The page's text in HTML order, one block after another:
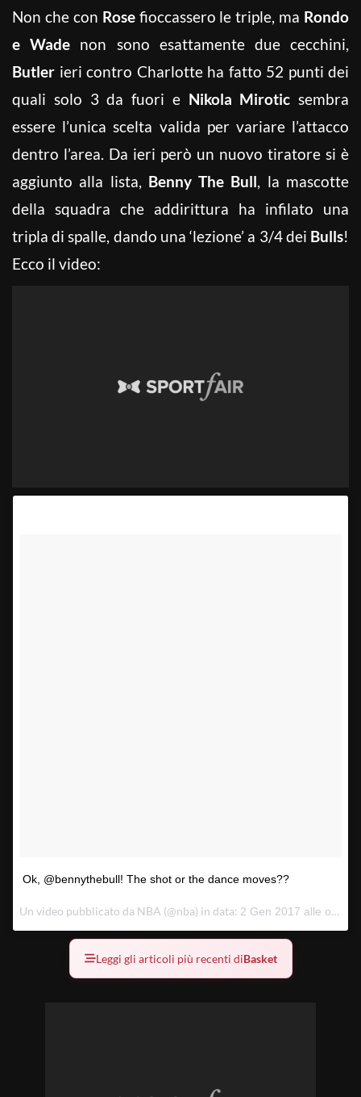
Non che con Rosefioccassero le triple, ma Rondo
e Wade non sono esattamente due cecchini,
Butler ieri contro Charlotte ha fatto 52 punti dei
quali solo 3 da fuori e Nikola Mirotic sembra
essere l’unica scelta valida per variare l’attacco
dentro l’area. Da ieri però un nuovo tiratore si è
aggiunto alla lista, Benny The Bull, la mascotte
della squadra che addirittura ha infilato una
tripla di spalle, dando una ‘lezione’ a 3/4 dei Bulls!
Ecco il video:
Ok, @bennythebull! The shot or the dance moves??
Un video pubblicato da NBA (@nba) in data: 2 Gen 2017 alle ore 20:38 PST
Leggi gli articoli più recenti diBasket